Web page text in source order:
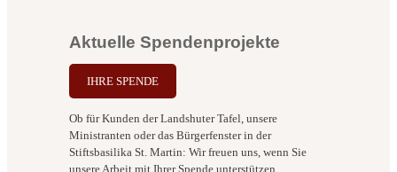
Aktuelle Spendenprojekte
IHRE SPENDE
Ob für Kunden der Landshuter Tafel, unsere
Ministranten oder das Bürgerfenster in der
Stiftsbasilika St. Martin: Wir freuen uns, wenn Sie
unsere Arbeit mit Ihrer Spende unterstützen.